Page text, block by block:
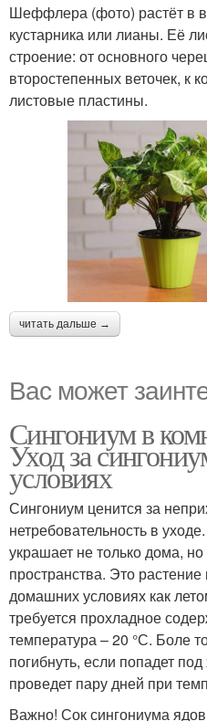
Шеффлера (фото) растёт в
кустарника или лианы. Её
строение: от основного
второстепенных веточек, к
листовые пластины.
читать дальше →
Вас может
Сингониум в
Уход за
условиях
Сингониум ценится за
нетребовательность в
украшает не только дома,
пространства. Это
домашних условиях как
требуется прохладное
температура – 20 °С. Боле
погибнуть, если попадет
проведет пару дней при
Важно! Сок сингониума